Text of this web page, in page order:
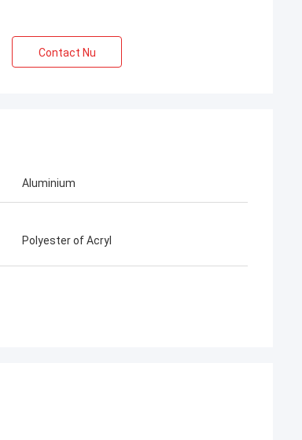
Contact Nu
Aluminium
Polyester of Acryl